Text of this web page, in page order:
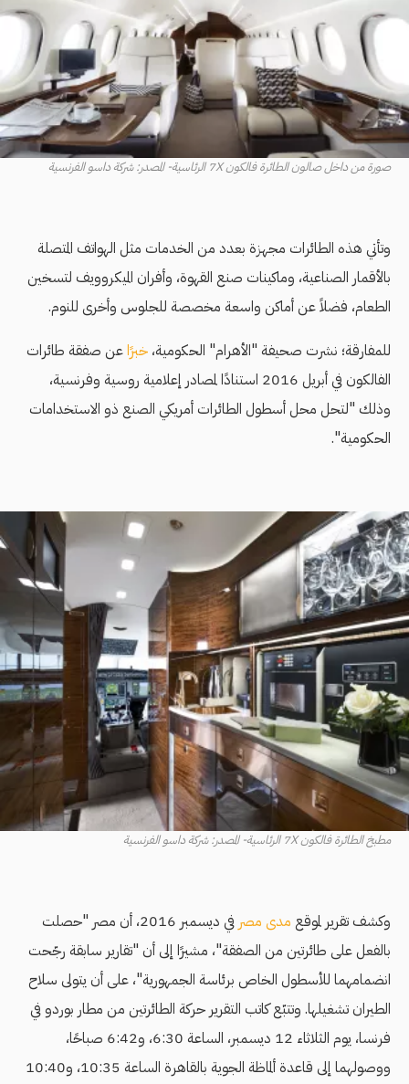
صورة من داخل صالون الطائرة فالكون 7X الرئاسية- المصدر: شركة داسو الفرنسية
وتأتي هذه الطائرات مجهزة بعدد من الخدمات مثل الهواتف المتصلة
بالأقمار الصناعية، وماكينات صنع القهوة، وأفران الميكروويف لتسخين
الطعام، فضلاً عن أماكن واسعة مخصصة للجلوس وأخرى للنوم.
للمفارقة؛ نشرت صحيفة "الأهرام" الحكومية، خبرًاعن صفقة طائرات
الفالكون في أبريل 2016 استنادًا لمصادر إعلامية روسية وفرنسية،
وذلك "لتحل محل أسطول الطائرات أمريكي الصنع ذو الاستخدامات
الحكومية".
مطبخ الطائرة فالكون 7X الرئاسية- المصدر: شركة داسو الفرنسية
وكشف تقرير لموقع مدى مصر
في ديسمبر 2016، أن مصر "حصلت
بالفعل على طائرتين من الصفقة"، مشيرًا إلى أن "تقارير سابقة رجّحت
انضمامهما للأسطول الخاص برئاسة الجمهورية"، على أن يتولى سلاح
الطيران تشغيلها. وتتبّع كاتب التقرير حركة الطائرتين من مطار بوردو في
فرنسا، يوم الثلاثاء 12 ديسمبر، الساعة 6:30، و6:42 صباحًا،
ووصولهما إلى قاعدة ألماظة الجوية بالقاهرة الساعة 10:35، و10:40